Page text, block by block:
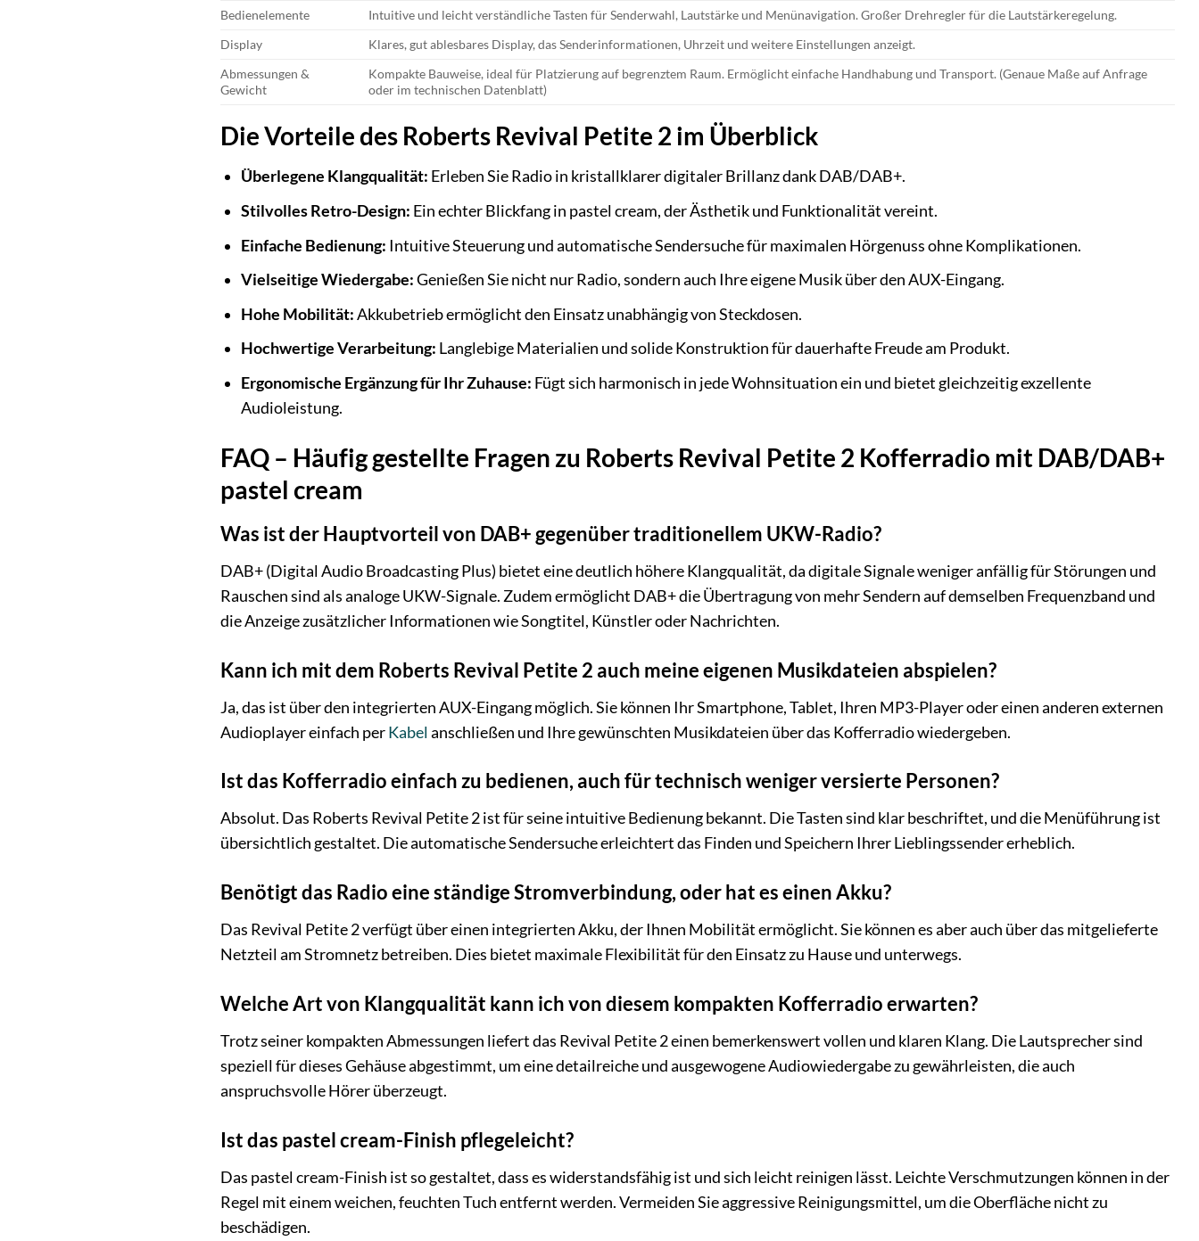
Bedienelemente
Intuitive und leicht verständliche Tasten für Senderwahl, Lautstärke und Menünavigation. Großer Drehregler für die Lautstärkeregelung.
Display
Klares, gut ablesbares Display, das Senderinformationen, Uhrzeit und weitere Einstellungen anzeigt.
Abmessungen &
Gewicht
Kompakte Bauweise, ideal für Platzierung auf begrenztem Raum. Ermöglicht einfache Handhabung und Transport. (Genaue Maße auf Anfrage
oder im technischen Datenblatt)
Die Vorteile des Roberts Revival Petite 2 im Überblick
Überlegene Klangqualität: Erleben Sie Radio in kristallklarer digitaler Brillanz dank DAB/DAB+.
Stilvolles Retro-Design: Ein echter Blickfang in pastel cream, der Ästhetik und Funktionalität vereint.
Einfache Bedienung: Intuitive Steuerung und automatische Sendersuche für maximalen Hörgenuss ohne Komplikationen.
Vielseitige Wiedergabe:Genießen Sie nicht nur Radio, sondern auch Ihre eigene Musik über den AUX-Eingang.
Hohe Mobilität:Akkubetrieb ermöglicht den Einsatz unabhängig von Steckdosen.
Hochwertige Verarbeitung: Langlebige Materialien und solide Konstruktion für dauerhafte Freude am Produkt.
Ergonomische Ergänzung für Ihr Zuhause: Fügt sich harmonisch in jede Wohnsituation ein und bietet gleichzeitig exzellente
Audioleistung.
FAQ – Häufig gestellte Fragen zu Roberts Revival Petite 2 Kofferradio mit DAB/DAB+
pastel cream
Was ist der Hauptvorteil von DAB+ gegenüber traditionellem UKW-Radio?
DAB+ (Digital Audio Broadcasting Plus) bietet eine deutlich höhere Klangqualität, da digitale Signale weniger anfällig für Störungen und
Rauschen sind als analoge UKW-Signale. Zudem ermöglicht DAB+ die Übertragung von mehr Sendern auf demselben Frequenzband und
die Anzeige zusätzlicher Informationen wie Songtitel, Künstler oder Nachrichten.
Kann ich mit dem Roberts Revival Petite 2 auch meine eigenen Musikdateien abspielen?
Ja, das ist über den integrierten AUX-Eingang möglich. Sie können Ihr Smartphone, Tablet, Ihren MP3-Player oder einen anderen externen
Audioplayer einfach perKabelanschließen und Ihre gewünschten Musikdateien über das Kofferradio wiedergeben.
Ist das Kofferradio einfach zu bedienen, auch für technisch weniger versierte Personen?
Absolut. Das Roberts Revival Petite 2 ist für seine intuitive Bedienung bekannt. Die Tasten sind klar beschriftet, und die Menüführung ist
übersichtlich gestaltet. Die automatische Sendersuche erleichtert das Finden und Speichern Ihrer Lieblingssender erheblich.
Benötigt das Radio eine ständige Stromverbindung, oder hat es einen Akku?
Das Revival Petite 2 verfügt über einen integrierten Akku, der Ihnen Mobilität ermöglicht. Sie können es aber auch über das mitgelieferte
Netzteil am Stromnetz betreiben. Dies bietet maximale Flexibilität für den Einsatz zu Hause und unterwegs.
Welche Art von Klangqualität kann ich von diesem kompakten Kofferradio erwarten?
Trotz seiner kompakten Abmessungen liefert das Revival Petite 2 einen bemerkenswert vollen und klaren Klang. Die Lautsprecher sind
speziell für dieses Gehäuse abgestimmt, um eine detailreiche und ausgewogene Audiowiedergabe zu gewährleisten, die auch
anspruchsvolle Hörer überzeugt.
Ist das pastel cream-Finish pflegeleicht?
Das pastel cream-Finish ist so gestaltet, dass es widerstandsfähig ist und sich leicht reinigen lässt. Leichte Verschmutzungen können in der
Regel mit einem weichen, feuchten Tuch entfernt werden. Vermeiden Sie aggressive Reinigungsmittel, um die Oberfläche nicht zu
beschädigen.